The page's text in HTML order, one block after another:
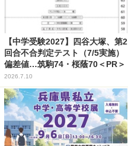
【中学受験2027】四谷大塚、第2
回合不合判定テスト（7/5実施）
偏差値…筑駒74・桜蔭70＜PR＞
2026.7.10